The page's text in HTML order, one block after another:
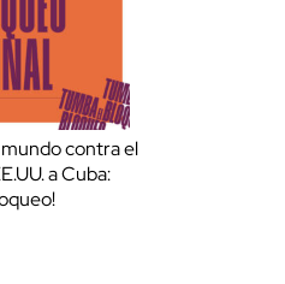
mundo contra el
a Cuba: